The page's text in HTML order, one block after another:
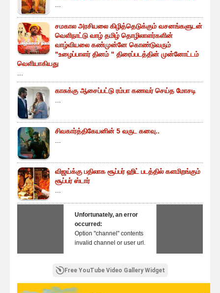
...
சமகால அரசியலை கிழித்தெடுக்கும் வசனங்களுடன்
வெளிநாட்டு வாழ் தமிழ் தொழிலாளர்களின்
வாழ்வியலை கண்முன்னே கொண்டுவரும்
"உழைப்பாளர் தினம் " திரைப்படத்தின் முன்னோட்டம்
வெளியாகியது
...
காசுக்கு ஆசைப்பட்டு ரம்பா கணவர் செய்த மோசடி
...
சிவகார்த்திகேயனின் 5 வருட கனவு..
...
விஜய்க்கு பதிலாக சூப்பர் ஹிட் படத்தில் களமிறங்கும்
சூப்பர் ஸ்டார்
...
Unfortunately, an error
occurred:
Option "channel" contents
invalid channel or user url.
Free YouTube Video Gallery Widget